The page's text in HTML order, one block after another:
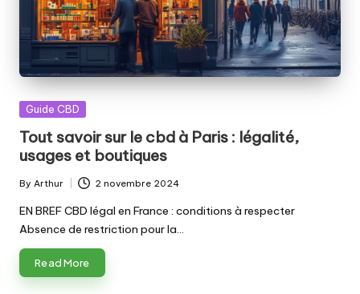
Posted
Guide CBD
Tout savoir sur le cbd à Paris : légalité,
usages et boutiques
Posted
by
By Arthur 2 novembre 2024
EN BREF CBD légal en France : conditions à respecter
Absence de restriction pour la…
Read More